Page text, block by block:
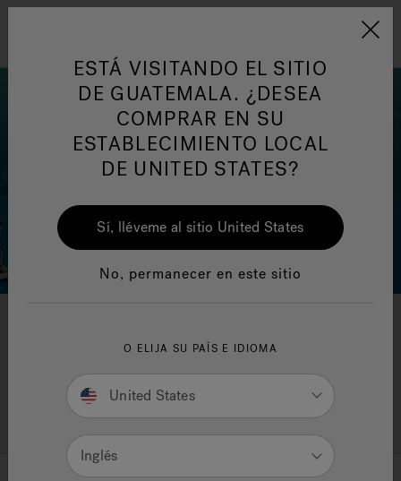
Jacuzzi&reg; Latin
Responsabilidad Social
HIDROMASAJE
Preguntas Frecuentes
Search All FAQ's
ESTÁ VISITANDO EL SITIO
DE GUATEMALA. ¿DESEA
COMPRAR EN SU
ESTABLECIMIENTO LOCAL
DE UNITED STATES?
Sí, lléveme al sitio United States
No, permanecer en este sitio
O ELIJA SU PAÍS E IDIOMA
United States
Inglés